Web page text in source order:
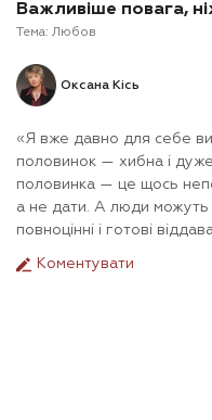
Важливіше повага,
Тема: Любов
Оксана Кісь
«Я вже давно для себе
половинок — хибна і
половинка — це щось
а не дати. А люди можуть
повноцінні і готові
Коментувати